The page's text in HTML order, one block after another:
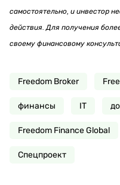
самостоятельно, и инвестор
действия. Для получения
своему финансовому
Freedom Broker
финансы IT
Freedom Finance Global
Спецпроект